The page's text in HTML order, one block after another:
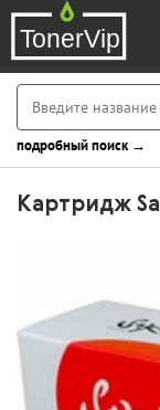
подробный поиск →
Картридж